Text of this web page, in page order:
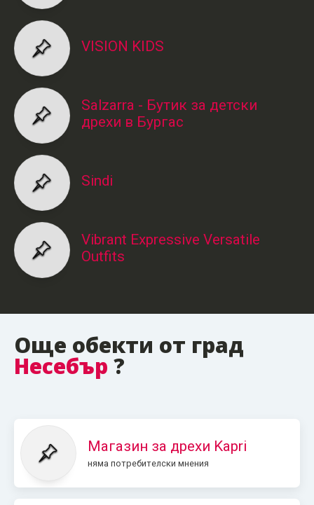
VISION KIDS
Salzarra - Бутик за детски
дрехи в Бургас
Sindi
Vibrant Expressive Versatile
Outfits
Още обекти от град
Несебър ?
Магазин за дрехи Kapri
няма потребителски мнения